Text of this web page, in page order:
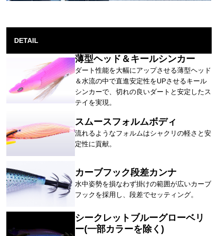
DETAIL
薄型ヘッド＆キールシンカー
ダート性能を大幅にアップさせる薄型ヘッド
＆水流の中で直進安定性をUPさせるキール
シンカーで、切れの良いダートと安定したス
テイを実現。
スムースフォルムボディ
流れるようなフォルムはシャクリの軽さと安
定性に貢献。
カーブフック段差カンナ
水中姿勢を損なわず掛けの範囲が広いカーブ
フックを採用し、段差でセッティング。
シークレットブルーグローベリ
ー(一部カラーを除く)